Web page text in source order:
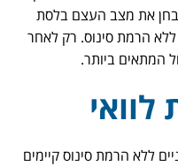
את מצב העצם בלסת
ללא הרמת סינוס. רק לאחר
המתאים ביותר.
לוואי
ללא הרמת סינוס קיימים